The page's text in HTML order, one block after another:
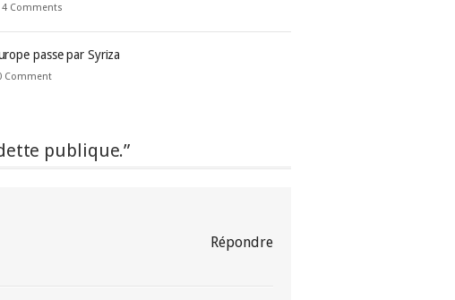
4 Comments
passe par Syriza
Comment
publique.”
Répondre